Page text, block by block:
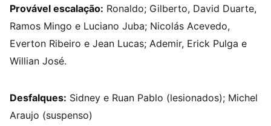
Provável escalação: Ronaldo; Gilberto, David Duarte,
Ramos Mingo e Luciano Juba; Nicolás Acevedo,
Everton Ribeiro e Jean Lucas; Ademir, Erick Pulga e
Willian José.
Desfalques: Sidney e Ruan Pablo (lesionados); Michel
Araujo (suspenso)